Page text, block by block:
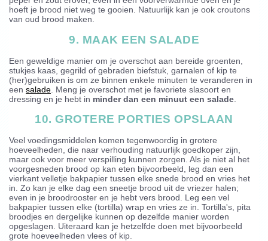
hoeft je brood niet weg te gooien. Natuurlijk kan je ook croutons
van oud brood maken.
9. MAAK EEN SALADE
Een geweldige manier om je overschot aan bereide groenten,
stukjes kaas, gegrild of gebraden biefstuk, garnalen of kip te
(her)gebruiken is om ze binnen enkele minuten te veranderen in
een salade . Meng je overschot met je favoriete slasoort en
dressing en je hebt in minder dan een minuut een salade
10. GROTERE PORTIES OPSLAAN
Veel voedingsmiddelen komen tegenwoordig in grotere
hoeveelheden, die naar verhouding natuurlijk goedkoper zijn,
maar ook voor meer verspilling kunnen zorgen. Als je niet al het
voorgesneden brood op kan eten bijvoorbeeld, leg dan een
vierkant velletje bakpapier tussen elke snede brood en vries het
in. Zo kan je elke dag een sneetje brood uit de vriezer halen;
even in je broodrooster en je hebt vers brood. Leg een vel
bakpapier tussen elke (tortilla) wrap en vries ze in. Tortilla's, pita
broodjes en dergelijke kunnen op dezelfde manier worden
opgeslagen. Uiteraard kan je hetzelfde doen met bijvoorbeeld
grote hoeveelheden vlees of kip.